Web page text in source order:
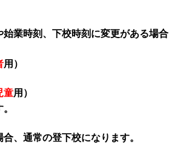
始業時刻、下校時刻に変更がある場合
用）
童用）
、通常の登下校になります。